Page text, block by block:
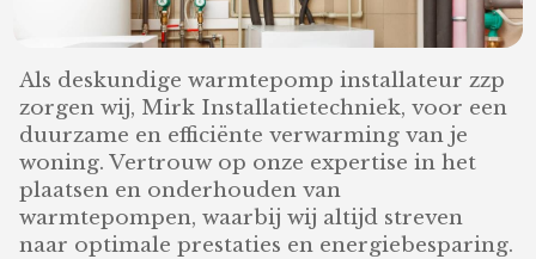
Als deskundige warmtepomp installateur zzp
zorgen wij, Mirk Installatietechniek, voor een
duurzame en efficiënte verwarming van je
woning. Vertrouw op onze expertise in het
plaatsen en onderhouden van
warmtepompen, waarbij wij altijd streven
naar optimale prestaties en energiebesparing.